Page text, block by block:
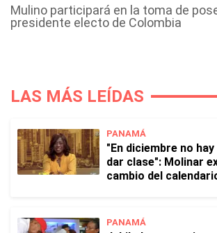
Mulino participará en la toma de
presidente electo de Colombia
LAS MÁS LEÍDAS
PANAMÁ
"En diciembre no
dar clase": Molinar
cambio del
PANAMÁ